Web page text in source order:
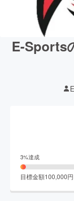
E-Sports
3%達成
目標金額100,000円